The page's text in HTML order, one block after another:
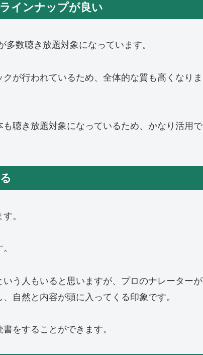
インナップが良い
数聴き放題対象になっています。
が行われているため、全体的な質も高くなりま
聴き放題対象になっているため、かなり活用で
。
う人もいると思いますが、プロのナレーターが
自然と内容が頭に入ってくる印象です。
をすることができます。